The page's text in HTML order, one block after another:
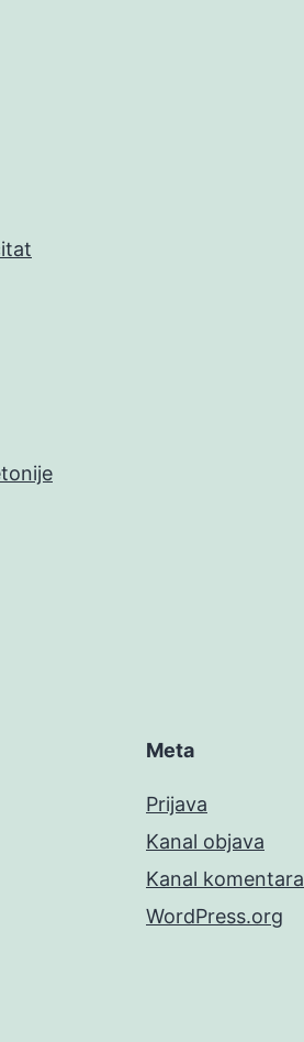
Meta
Prijava
Kanal objava
Kanal komentara
WordPress.org